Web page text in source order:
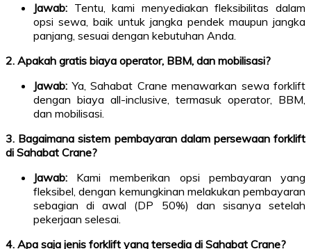
Jawab: Tentu, kami menyediakan fleksibilitas dalam
opsi sewa, baik untuk jangka pendek maupun jangka
panjang, sesuai dengan kebutuhan Anda.
2. Apakah gratis biaya operator, BBM, dan mobilisasi?
Jawab: Ya, Sahabat Crane menawarkan sewa forklift
dengan biaya all-inclusive, termasuk operator, BBM,
dan mobilisasi.
3. Bagaimana sistem pembayaran dalam persewaan forklift
di Sahabat Crane?
Jawab: Kami memberikan opsi pembayaran yang
fleksibel, dengan kemungkinan melakukan pembayaran
sebagian di awal (DP 50%) dan sisanya setelah
pekerjaan selesai.
4. Apa saja jenis forklift yang tersedia di Sahabat Crane?